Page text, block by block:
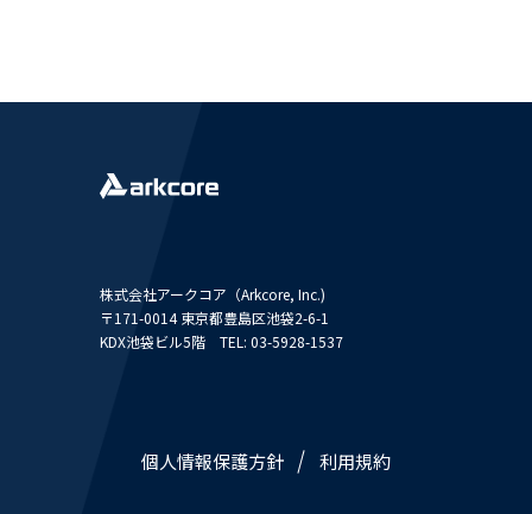
株式会社アークコア（Arkcore, Inc.)
〒171-0014 東京都豊島区池袋2-6-1
KDX池袋ビル5階 TEL: 03-5928-1537
個人情報保護方針 利用規約